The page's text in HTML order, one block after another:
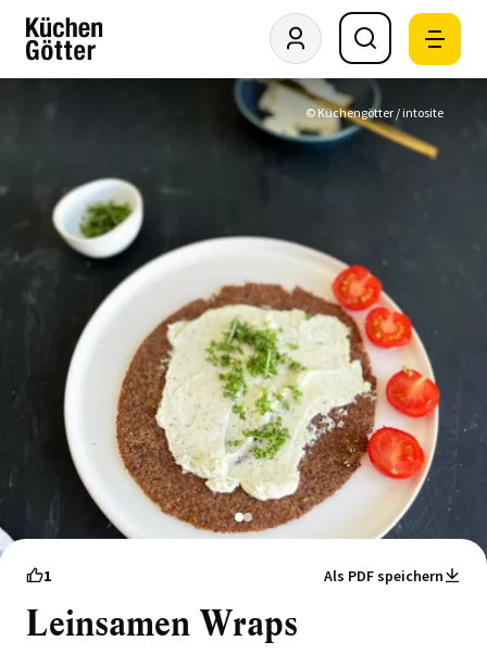
© Küchengötter / intosite
12
1 Als PDF speichern
Leinsamen Wraps